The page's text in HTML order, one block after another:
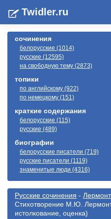
Twidler.ru
сочинения
белорусские (1014)
русские (12595)
на свободную тему (2873)
топики
по английскому (922)
по немецкому (151)
краткие содержания
белорусские (115)
русские (489)
биографии
белорусские писатели (719)
русские писатели (1119)
знаменитые люди (4316)
Русские сочинения -
Стихотворение М.Ю.
истолкование, оценка)